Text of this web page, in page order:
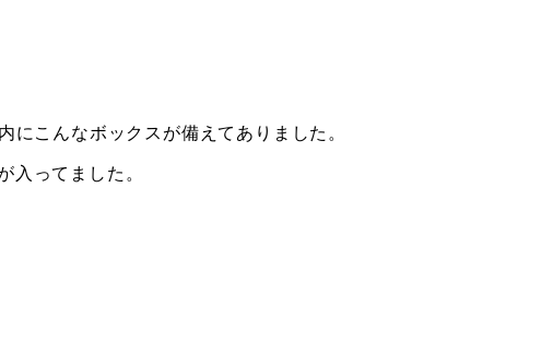
にこんなボックスが備えてありました。
入ってました。